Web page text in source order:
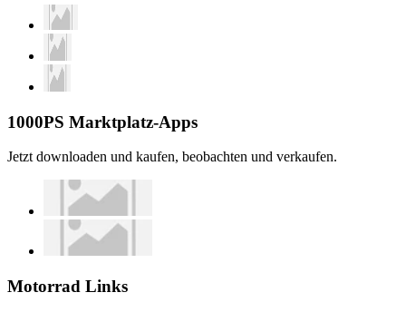
1000PS Marktplatz-Apps
Jetzt downloaden und kaufen, beobachten und verkaufen.
Motorrad Links